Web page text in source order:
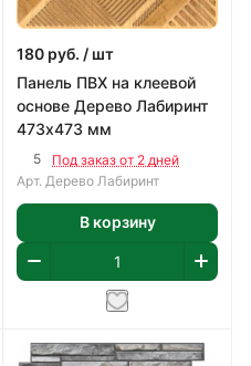
180 руб. / шт
Панель ПВХ на клеевой
основе Дерево Лабиринт
473х473 мм
5
Под заказ от 2 дней
Арт. Дерево Лабиринт
В корзину